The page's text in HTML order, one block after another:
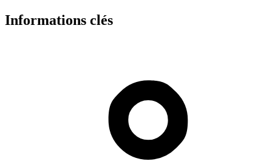
Informations clés